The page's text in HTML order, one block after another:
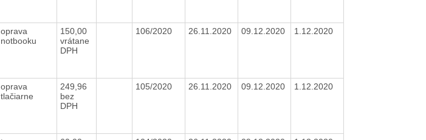
oprava
notbooku
150,00
vrátane
DPH
106/2020 26.11.2020 09.12.2020 1.12.2020
oprava
tlačiarne
249,96
bez
DPH
105/2020 26.11.2020 09.12.2020 1.12.2020